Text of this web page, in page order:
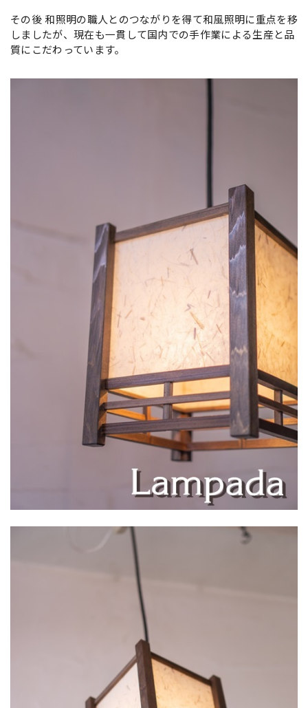
その後 和照明の職人とのつながりを得て和風照明に重点を移
しましたが、現在も一貫して国内での手作業による生産と品
質にこだわっています。